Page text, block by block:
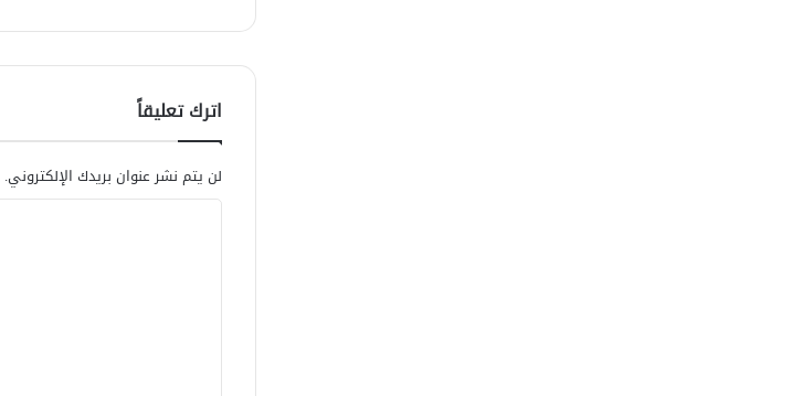
اترك تعليقاً
لن يتم نشر عنوان بريدك الإلكتروني.